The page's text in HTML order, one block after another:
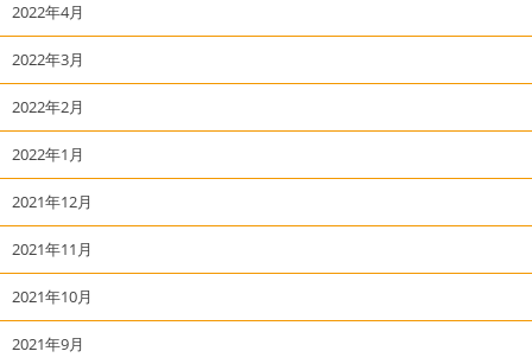
2022年4月
2022年3月
2022年2月
2022年1月
2021年12月
2021年11月
2021年10月
2021年9月